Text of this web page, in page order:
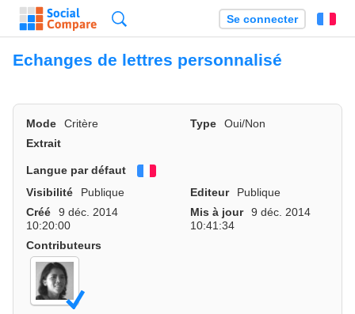
Se connecter
Echanges de lettres personnalisé
Mode Critère Type
Oui/Non
Extrait
Langue par défaut
Visibilité
Publique Editeur
Publique
Créé
9 déc. 2014
10:20:00
Mis à jour
9 déc. 2014
10:41:34
Contributeurs